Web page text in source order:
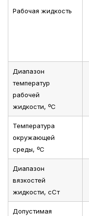
Рабочая жидкость
Диапазон
температур
рабочей
жидкости, ºС
Температура
окружающей
среды, ºС
Диапазон
вязкостей
жидкости, сСт
Допустимая